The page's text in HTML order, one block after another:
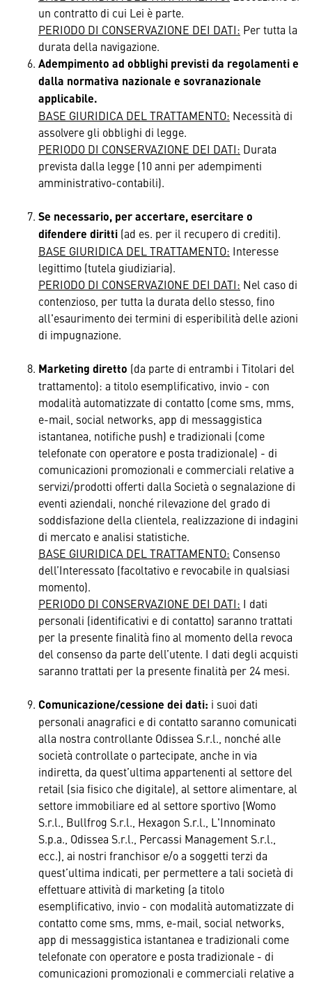
un contratto di cui Lei è parte.
PERIODO DI CONSERVAZIONE DEI DATI: Per tutta la
durata della navigazione.
Adempimento ad obblighi previsti da regolamenti e
dalla normativa nazionale e sovranazionale
applicabile.
BASE GIURIDICA DEL TRATTAMENTO: Necessità di
assolvere gli obblighi di legge.
PERIODO DI CONSERVAZIONE DEI DATI: Durata
prevista dalla legge (10 anni per adempimenti
amministrativo-contabili).
Se necessario, per accertare, esercitare o
difendere diritti (ad es. per il recupero di crediti).
BASE GIURIDICA DEL TRATTAMENTO: Interesse
legittimo (tutela giudiziaria).
PERIODO DI CONSERVAZIONE DEI DATI: Nel caso di
contenzioso, per tutta la durata dello stesso, fino
all'esaurimento dei termini di esperibilità delle azioni
di impugnazione.
Marketing diretto (da parte di entrambi i Titolari del
trattamento): a titolo esemplificativo, invio - con
modalità automatizzate di contatto (come sms, mms,
e-mail, social networks, app di messaggistica
istantanea, notifiche push) e tradizionali (come
telefonate con operatore e posta tradizionale) - di
comunicazioni promozionali e commerciali relative a
servizi/prodotti offerti dalla Società o segnalazione di
eventi aziendali, nonché rilevazione del grado di
soddisfazione della clientela, realizzazione di indagini
di mercato e analisi statistiche.
BASE GIURIDICA DEL TRATTAMENTO: Consenso
dell’Interessato (facoltativo e revocabile in qualsiasi
momento).
PERIODO DI CONSERVAZIONE DEI DATI: I dati
personali (identificativi e di contatto) saranno trattati
per la presente finalità fino al momento della revoca
del consenso da parte dell’utente. I dati degli acquisti
saranno trattati per la presente finalità per 24 mesi.
Comunicazione/cessione dei dati: i suoi dati
personali anagrafici e di contatto saranno comunicati
alla nostra controllante Odissea S.r.l., nonché alle
società controllate o partecipate, anche in via
indiretta, da quest’ultima appartenenti al settore del
retail (sia fisico che digitale), al settore alimentare, al
settore immobiliare ed al settore sportivo (Womo
S.r.l., Bullfrog S.r.l., Hexagon S.r.l., L'Innominato
S.p.a., Odissea S.r.l., Percassi Management S.r.l.,
ecc.), ai nostri franchisor e/o a soggetti terzi da
quest’ultima indicati, per permettere a tali società di
effettuare attività di marketing (a titolo
esemplificativo, invio - con modalità automatizzate di
contatto come sms, mms, e-mail, social networks,
app di messaggistica istantanea e tradizionali come
telefonate con operatore e posta tradizionale - di
comunicazioni promozionali e commerciali relative a